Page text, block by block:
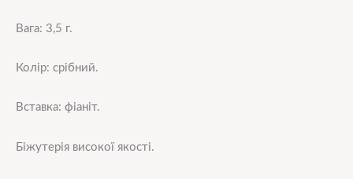
Вага: 3,5 г.
Колір: срібний.
Вставка: фіаніт.
Біжутерія високої якості.